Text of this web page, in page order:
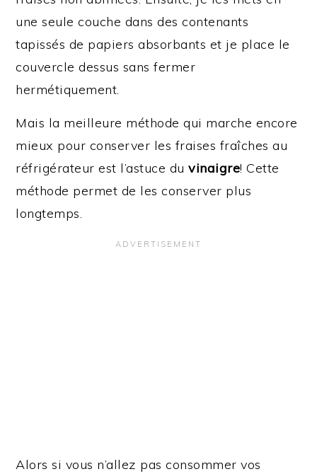
une seule couche dans des contenants
tapissés de papiers absorbants et je place le
couvercle dessus sans fermer
hermétiquement.
Mais la meilleure méthode qui marche encore
mieux pour conserver les fraises fraîches au
réfrigérateur est l’astuce duvinaigre! Cette
méthode permet de les conserver plus
longtemps.
Alors si vous n’allez pas consommer vos